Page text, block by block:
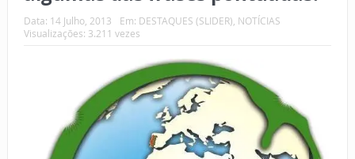
Data: 14 Julho, 2013 Em: DESTAQUES (SLIDER) NOTÍCIAS
Visualizações: 3.211 vezes